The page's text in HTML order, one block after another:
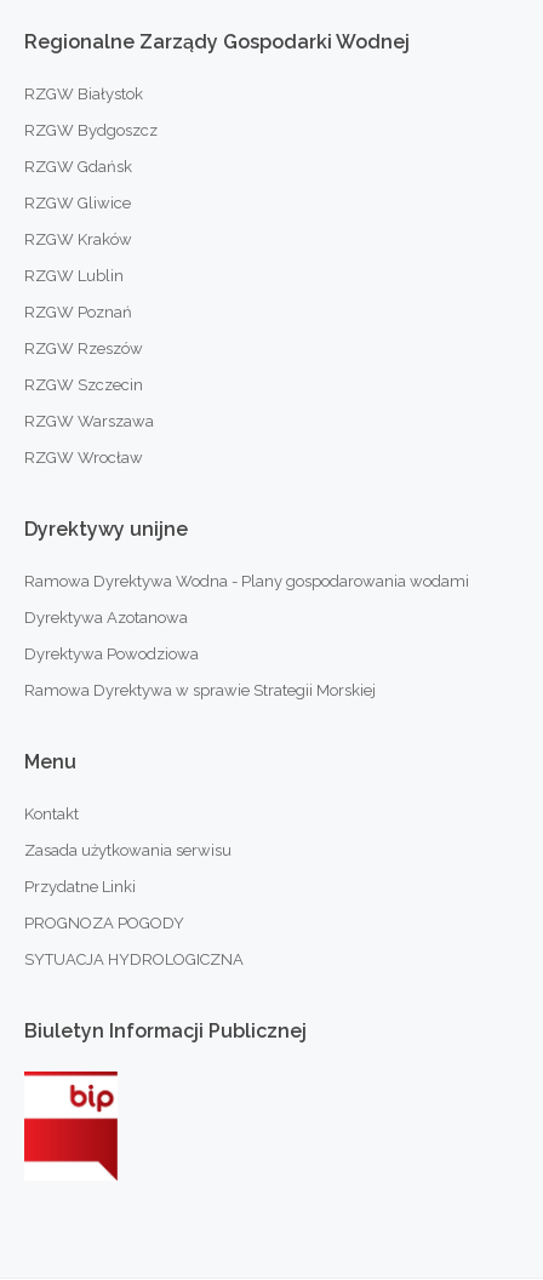
Regionalne Zarządy Gospodarki Wodnej
RZGW Białystok
RZGW Bydgoszcz
RZGW Gdańsk
RZGW Gliwice
RZGW Kraków
RZGW Lublin
RZGW Poznań
RZGW Rzeszów
RZGW Szczecin
RZGW Warszawa
RZGW Wrocław
Dyrektywy unijne
Ramowa Dyrektywa Wodna - Plany gospodarowania wodami
Dyrektywa Azotanowa
Dyrektywa Powodziowa
Ramowa Dyrektywa w sprawie Strategii Morskiej
Menu
Kontakt
Zasada użytkowania serwisu
Przydatne Linki
PROGNOZA POGODY
SYTUACJA HYDROLOGICZNA
Biuletyn Informacji Publicznej